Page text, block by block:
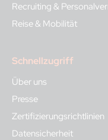
Recruiting &
Reise & Mobilität
Schnellzugriff
Über uns
Presse
Zertifizierungsrichtlinien
Datensicherheit